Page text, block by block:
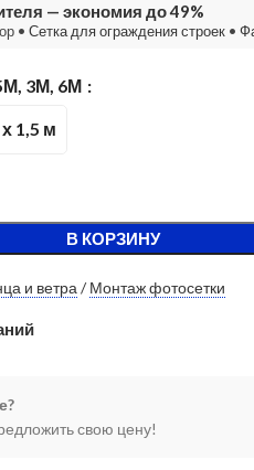
— экономия до 49%
• Сетка для ограждения строек•
3М, 6М
х 1,5 м
В КОРЗИНУ
и ветра /Монтаж фотосетки
свою цену!